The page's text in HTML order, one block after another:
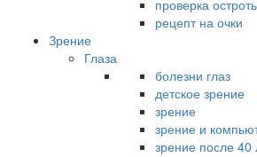
проверка
рецепт на очки
Зрение
Глаза
болезни глаз
детское зрение
зрение
зрение и
зрение после 40